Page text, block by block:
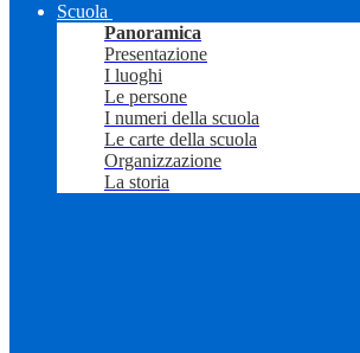
Scuola
Panoramica
Presentazione
I luoghi
Le persone
I numeri della scuola
Le carte della scuola
Organizzazione
La storia